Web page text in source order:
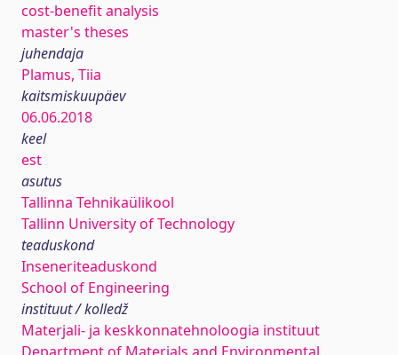
cost-benefit analysis
master's theses
juhendaja
Plamus, Tiia
kaitsmiskuupäev
06.06.2018
keel
est
asutus
Tallinna Tehnikaülikool
Tallinn University of Technology
teaduskond
Inseneriteaduskond
School of Engineering
instituut / kolledž
Materjali- ja keskkonnatehnoloogia instituut